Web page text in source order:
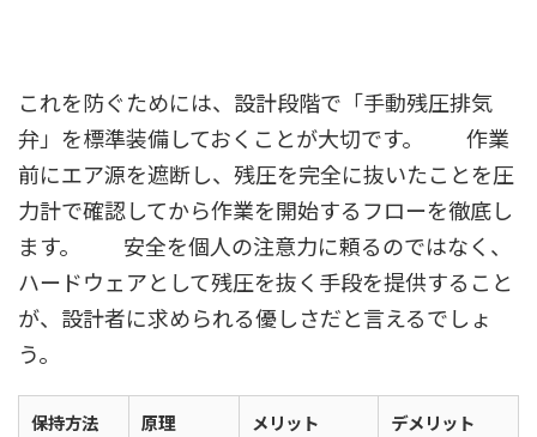
これを防ぐためには、設計段階で「手動残圧排気
弁」を標準装備しておくことが大切です。 作業
前にエア源を遮断し、残圧を完全に抜いたことを圧
力計で確認してから作業を開始するフローを徹底し
ます。 安全を個人の注意力に頼るのではなく、
ハードウェアとして残圧を抜く手段を提供すること
が、設計者に求められる優しさだと言えるでしょ
う。
保持方法 原理 メリット デメリット